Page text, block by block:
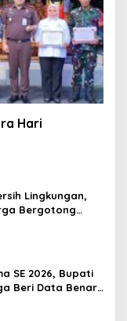
Hari
Lingkungan,
Bergotong
SE 2026, Bupati
Beri Data Benar